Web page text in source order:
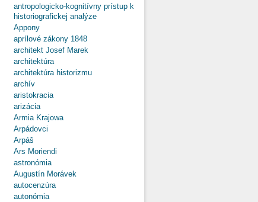
antropologicko-kognitívny prístup k
historiografickej analýze
Appony
aprílové zákony 1848
architekt Josef Marek
architektúra
architektúra historizmu
archív
aristokracia
arizácia
Armia Krajowa
Arpádovci
Arpáš
Ars Moriendi
astronómia
Augustín Morávek
autocenzúra
autonómia